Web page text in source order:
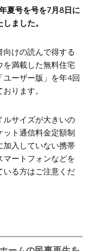
夏号を号を7月8日に
ました。
向けの読んで得する
を満載した無料住宅
ユーザー版」を年4回
ります。
ルサイズが大きいの
ット通信料金定額制
加入していない携帯
マートフォンなどを
いる方はご注意くだ